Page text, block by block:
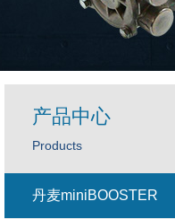
产品中心
Products
丹麦miniBOOSTER